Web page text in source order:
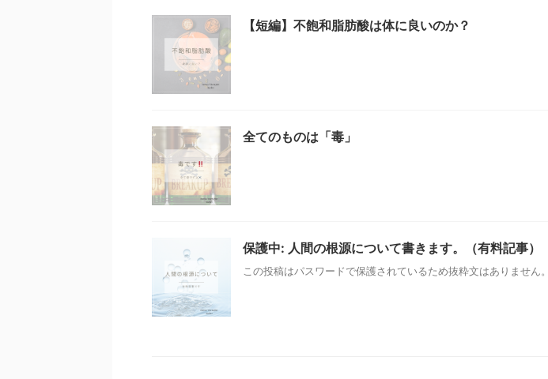
【短編】不飽和脂肪酸は体に良いのか？
全てのものは「毒」
保護中: 人間の根源について書きます。（有料記事）
この投稿はパスワードで保護されているため抜粋文はありません。